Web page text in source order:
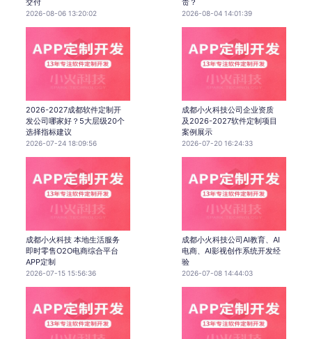
交付
2026-08-06 13:20:02
贵？
2026-08-04 14:01:39
2026-2027成都软件定制开
发公司哪家好？5大层级20个
选择指标建议
2026-07-24 18:09:56
成都小火科技公司企业资质
及2026-2027软件定制项目
案例展示
2026-07-20 16:24:33
成都小火科技 本地生活服务
即时零售O2O电商综合平台
APP定制
2026-07-15 15:56:36
成都小火科技公司AI教育、AI
电商、AI影视创作系统开发经
验
2026-07-08 14:44:03